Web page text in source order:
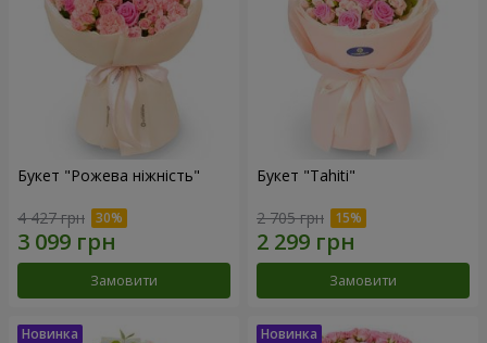
Букет "Рожева ніжність"
4 427 грн
Замовити
Букет "Tahiti"
2 705 грн
Замовити